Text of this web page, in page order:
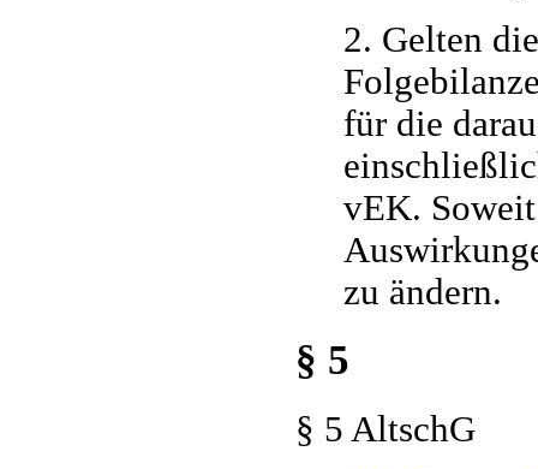
2. Gelten
für die
vEK.
zu ändern.
§ 5
§ 5 AltschG